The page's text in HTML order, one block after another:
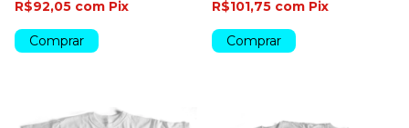
R$92,05 com Pix
Comprar
R$101,75 com Pix
Comprar